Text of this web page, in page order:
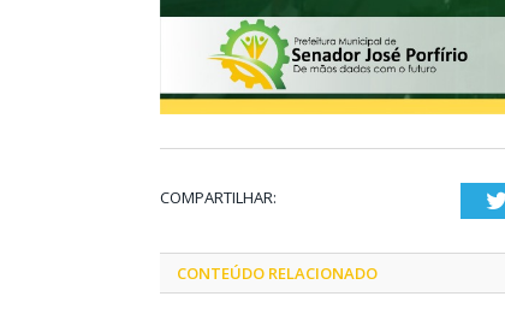
COMPARTILHAR:
CONTEÚDO RELACIONADO